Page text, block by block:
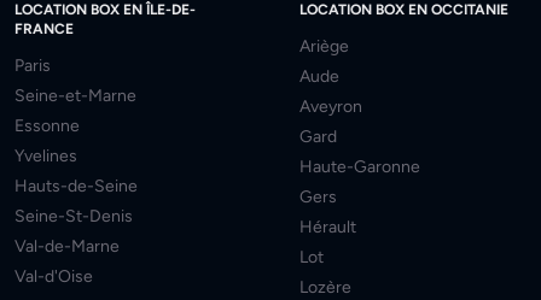
LOCATION BOX EN ÎLE-DE-
FRANCE
Paris
Seine-et-Marne
Essonne
Yvelines
Hauts-de-Seine
Seine-St-Denis
Val-de-Marne
Val-d'Oise
LOCATION BOX EN OCCITANIE
Ariège
Aude
Aveyron
Gard
Haute-Garonne
Gers
Hérault
Lot
Lozère